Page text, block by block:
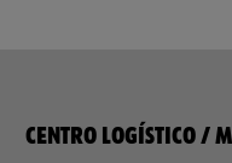
CENTRO LOGÍSTICO /